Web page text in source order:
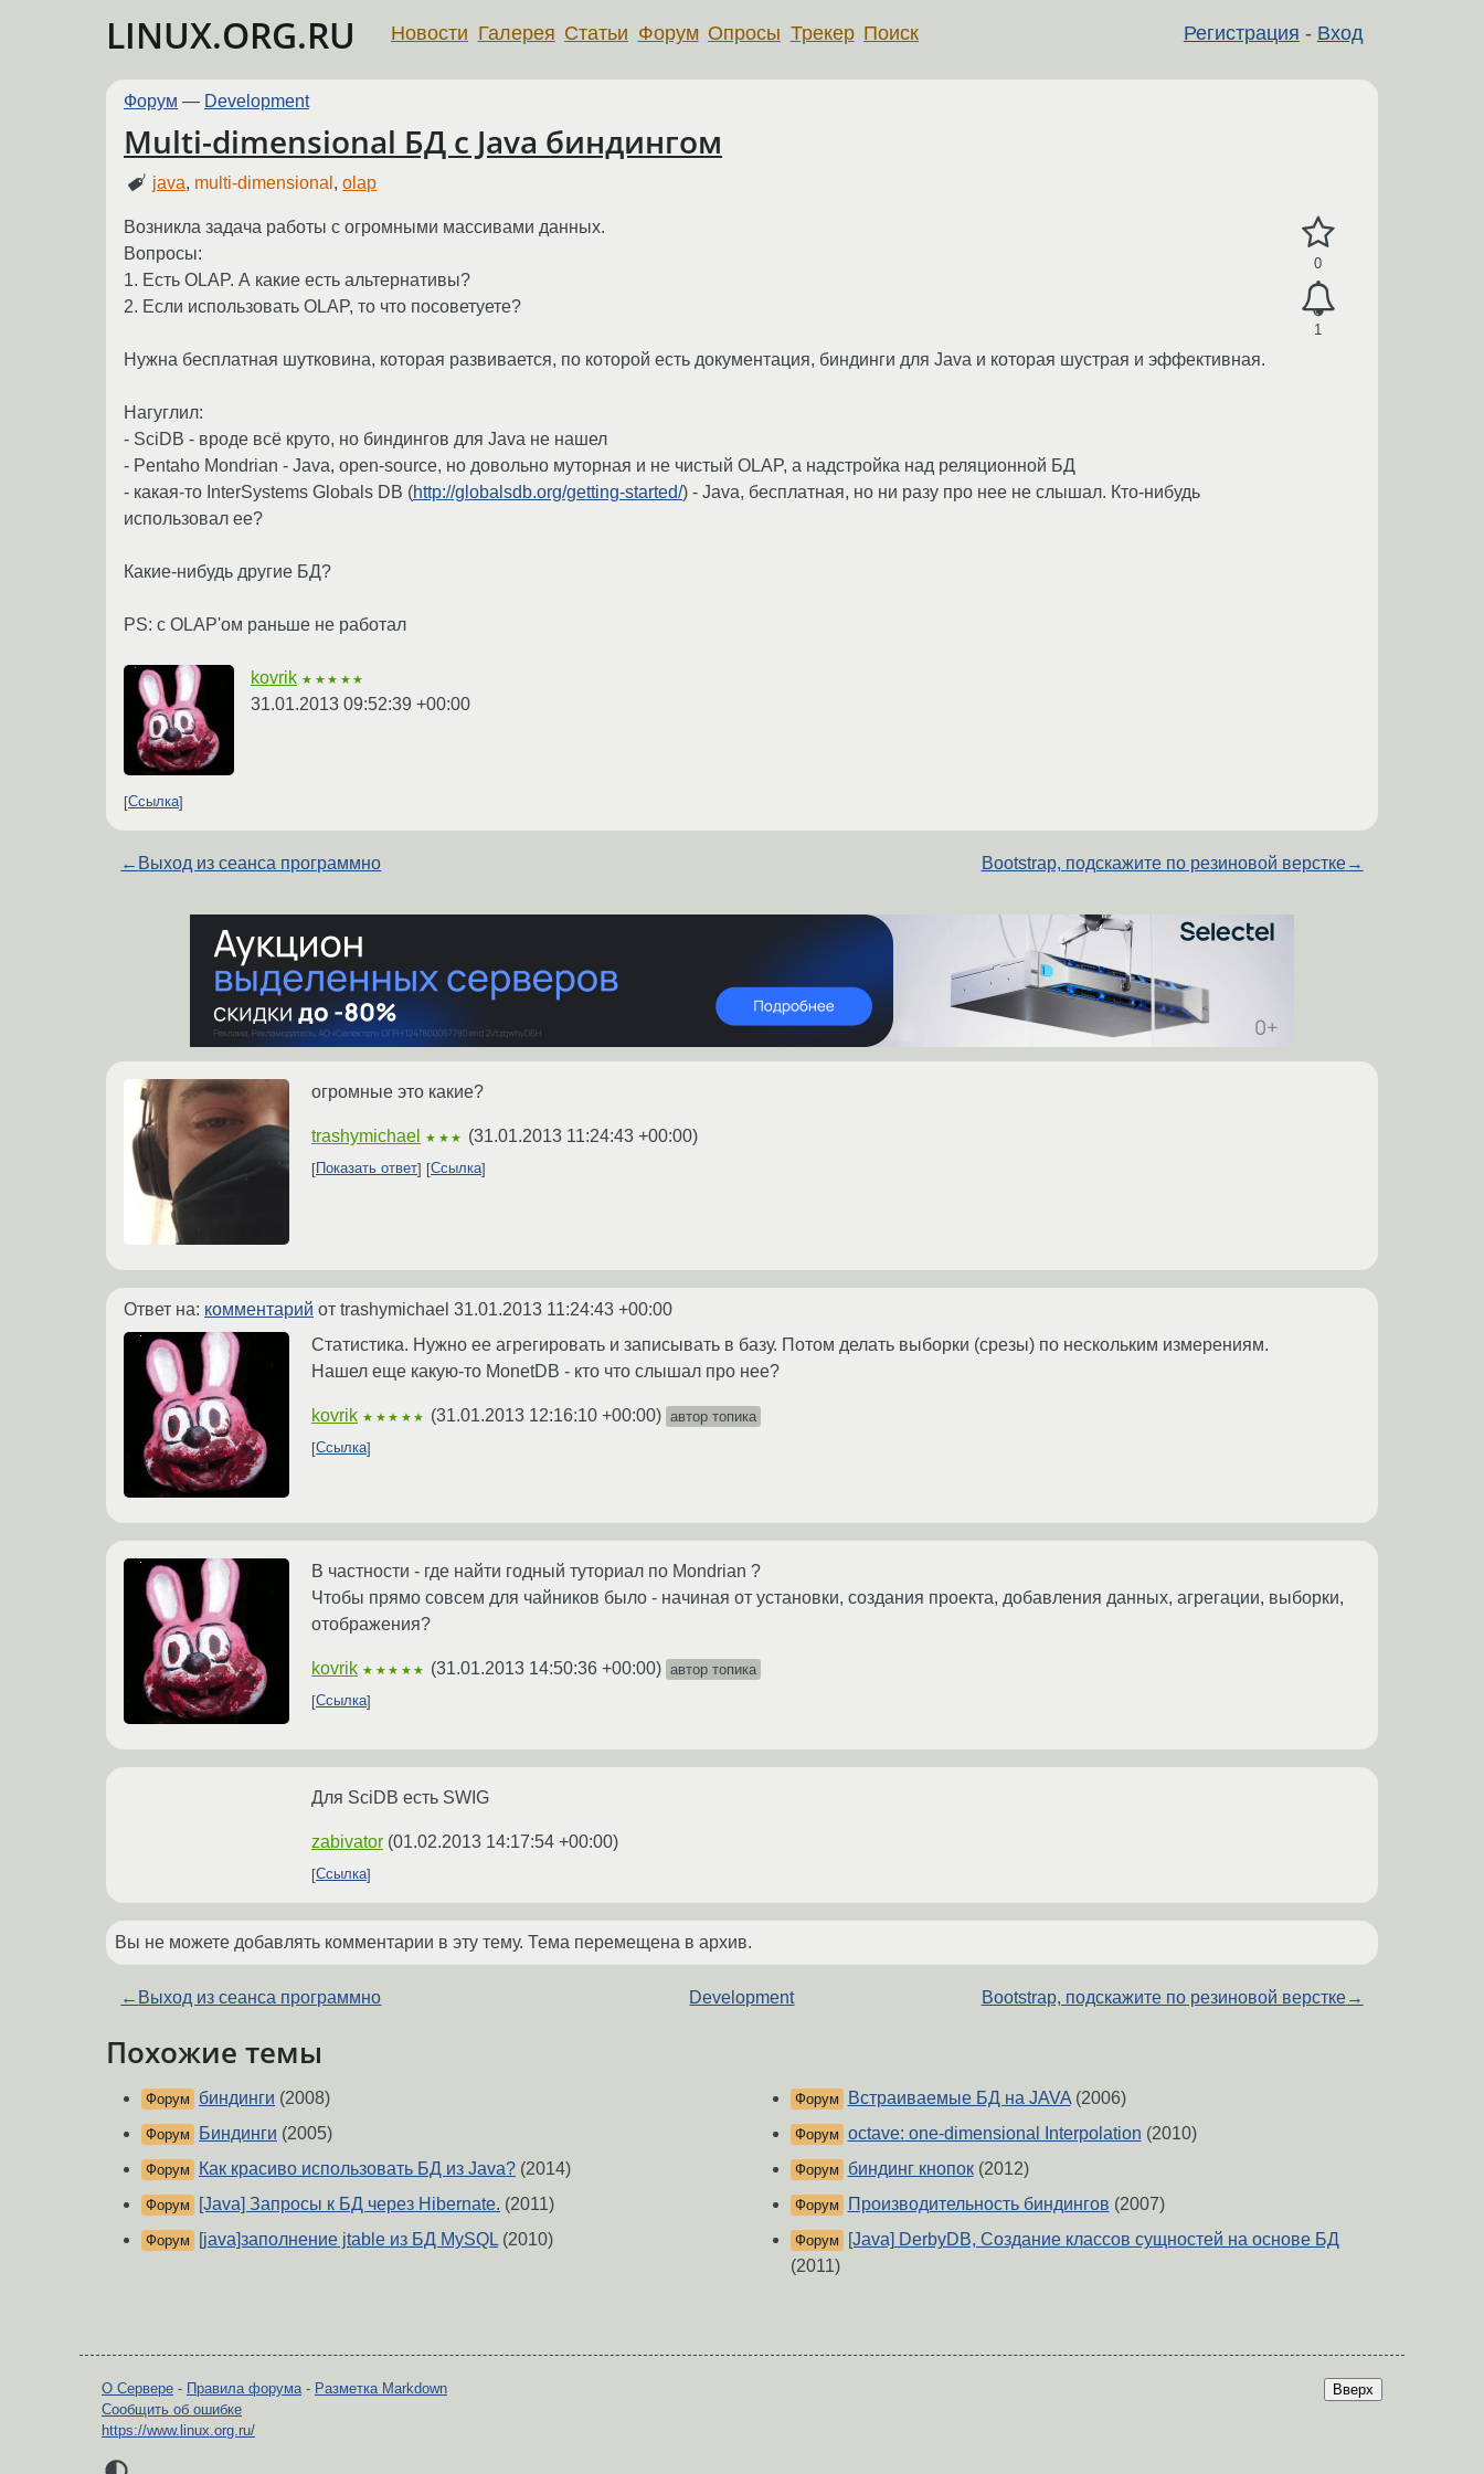
LINUX.ORG.RU Регистрация - Вход
Новости Галерея Статьи Форум Опросы Трекер Поиск
Форум — Development
Multi-dimensional БД с Java биндингом
java, multi-dimensional ,olap
0
1
Возникла задача работы с огромными массивами данных.
Вопросы:
1. Есть OLAP. А какие есть альтернативы?
2. Если использовать OLAP, то что посоветуете?
Нужна бесплатная шутковина, которая развивается, по которой есть документация, биндинги для Java и которая шустрая и эффективная.
Нагуглил:
- SciDB - вроде всё круто, но биндингов для Java не нашел
- Pentaho Mondrian - Java, open-source, но довольно муторная и не чистый OLAP, а надстройка над реляционной БД
- какая-то InterSystems Globals DB (http://globalsdb.org/getting-started/) - Java, бесплатная, но ни разу про нее не слышал. Кто-нибудь
использовал ее?
Какие-нибудь другие БД?
PS: с OLAP'ом раньше не работал
kovrik ★★★★★
31.01.2013 09:52:39 +00:00
Ссылка
← Выход из сеанса программно Bootstrap, подскажите по резиновой верстке→
огромные это какие?
trashymichael ★★★ (31.01.2013 11:24:43 +00:00)
Показать ответ Ссылка
Ответ на: комментарий от trashymichael 31.01.2013 11:24:43 +00:00
Статистика. Нужно ее агрегировать и записывать в базу. Потом делать выборки (срезы) по нескольким измерениям.
Нашел еще какую-то MonetDB - кто что слышал про нее?
kovrik ★★★★★ (31.01.2013 12:16:10 +00:00) автор топика
Ссылка
В частности - где найти годный туториал по Mondrian ?
Чтобы прямо совсем для чайников было - начиная от установки, создания проекта, добавления данных, агрегации, выборки,
отображения?
kovrik ★★★★★ (31.01.2013 14:50:36 +00:00) автор топика
Ссылка
Для SciDB есть SWIG
zabivator (01.02.2013 14:17:54 +00:00)
Ссылка
Вы не можете добавлять комментарии в эту тему. Тема перемещена в архив.
← Выход из сеанса программно Development Bootstrap, подскажите по резиновой верстке→
Похожие темы
Форум биндинги (2008)
Форум Биндинги (2005)
Форум Как красиво использовать БД из Java? (2014)
Форум [Java] Запросы к БД через Hibernate. (2011)
Форум [java]заполнение jtable из БД MySQL(2010)
Форум Встраиваемые БД на JAVA(2006)
Форум octave: one-dimensional Interpolation (2010)
Форум биндинг кнопок(2012)
Форум Производительность биндингов (2007)
Форум
[Java] DerbyDB, Создание классов сущностей на основе БД
(2011)
Вверх
О Сервере - Правила форума- Разметка Markdown
Сообщить об ошибке
https://www.linux.org.ru/